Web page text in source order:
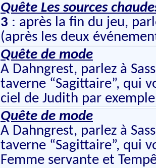
Quête Les sources
3 : après la fin du jeu,
(après les deux
Quête de mode
A Dahngrest, parlez à
taverne “Sagittaire”, qui
ciel de Judith par
Quête de mode
A Dahngrest, parlez à
taverne “Sagittaire”, qui
Femme servante et